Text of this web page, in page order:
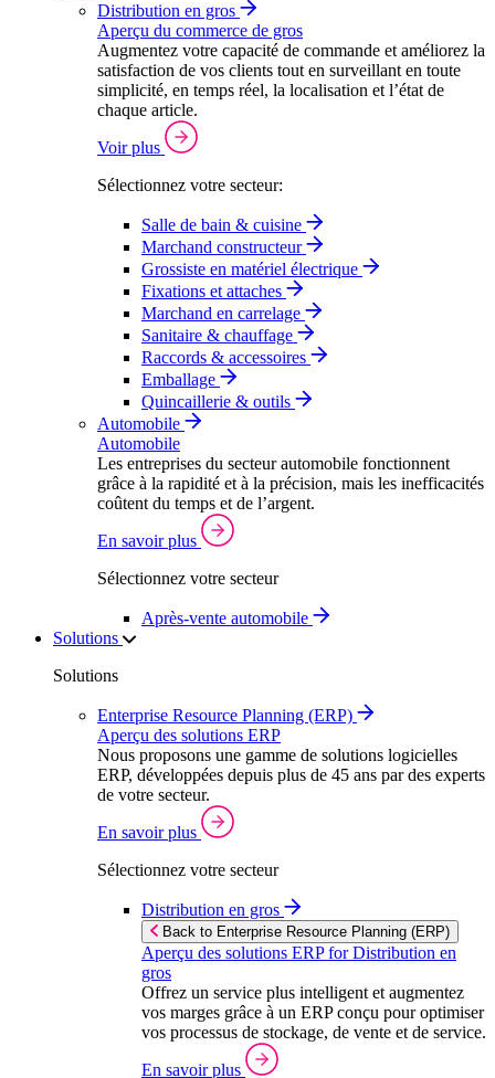
Distribution en gros
Aperçu du commerce de gros
Augmentez votre capacité de commande et améliorez la
satisfaction de vos clients tout en surveillant en toute
simplicité, en temps réel, la localisation et l’état de
chaque article.
Voir plus
Sélectionnez votre secteur:
Salle de bain & cuisine
Marchand constructeur
Grossiste en matériel électrique
Fixations et attaches
Marchand en carrelage
Sanitaire & chauffage
Raccords & accessoires
Emballage
Quincaillerie & outils
Automobile
Automobile
Les entreprises du secteur automobile fonctionnent
grâce à la rapidité et à la précision, mais les inefficacités
coûtent du temps et de l’argent.
En savoir plus
Sélectionnez votre secteur
Après‑vente automobile
Solutions
Solutions
Enterprise Resource Planning (ERP)
Aperçu des solutions ERP
Nous proposons une gamme de solutions logicielles
ERP, développées depuis plus de 45 ans par des experts
de votre secteur.
En savoir plus
Sélectionnez votre secteur
Distribution en gros
Back to Enterprise Resource Planning (ERP)
Aperçu des solutions ERP for Distribution en
gros
Offrez un service plus intelligent et augmentez
vos marges grâce à un ERP conçu pour optimiser
vos processus de stockage, de vente et de service.
En savoir plus